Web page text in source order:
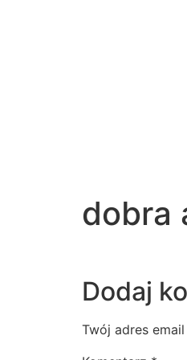
dobra
Dodaj
Twój adres